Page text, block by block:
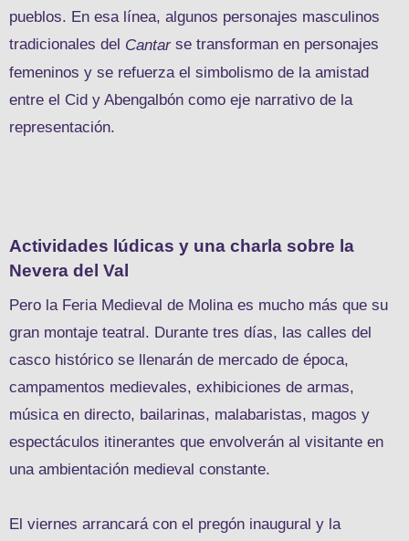
pueblos. En esa línea, algunos personajes masculinos
tradicionales del Cantar se transforman en personajes
femeninos y se refuerza el simbolismo de la amistad
entre el Cid y Abengalbón como eje narrativo de la
representación.
Actividades lúdicas y una charla sobre la
Nevera del Val
Pero la Feria Medieval de Molina es mucho más que su
gran montaje teatral. Durante tres días, las calles del
casco histórico se llenarán de mercado de época,
campamentos medievales, exhibiciones de armas,
música en directo, bailarinas, malabaristas, magos y
espectáculos itinerantes que envolverán al visitante en
una ambientación medieval constante.
El viernes arrancará con el pregón inaugural y la